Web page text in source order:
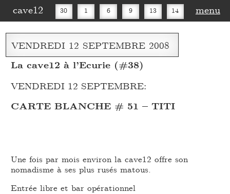
cave12 30 1 6 9 13 14
16 20 27 30
menu
VENDREDI 12 SEPTEMBRE 2008
La cave12 à l’Ecurie (#38)
VENDREDI 12 SEPTEMBRE:
CARTE BLANCHE # 51 – TITI
Une fois par mois environ la cave12 offre son
nomadisme à ses plus rusés matous.
Entrée libre et bar opérationnel